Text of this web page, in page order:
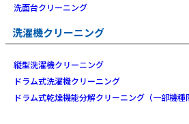
洗面台クリーニング
洗濯機クリーニング
縦型洗濯機クリーニング
ドラム式洗濯機クリーニング
ドラム式乾燥機能分解クリーニング（一部機種